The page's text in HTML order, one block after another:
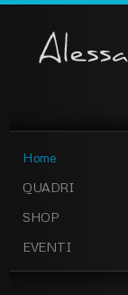
Home
QUADRI
SHOP
EVENTI